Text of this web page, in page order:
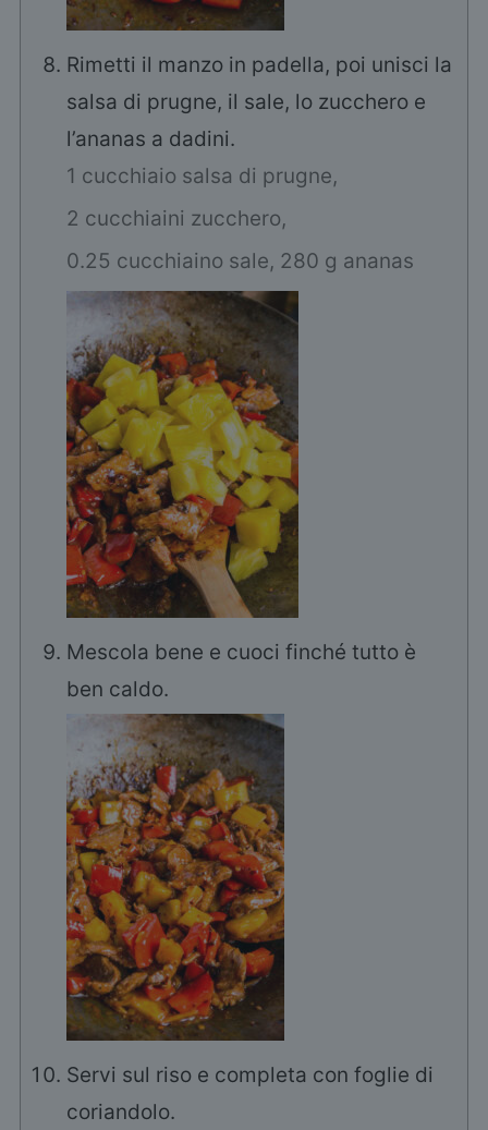
Rimetti il manzo in padella, poi unisci la
salsa di prugne, il sale, lo zucchero e
l’ananas a dadini.
1 cucchiaio salsa di prugne,
2 cucchiaini zucchero,
0.25 cucchiaino sale, 280 g ananas
Mescola bene e cuoci finché tutto è
ben caldo.
Servi sul riso e completa con foglie di
coriandolo.